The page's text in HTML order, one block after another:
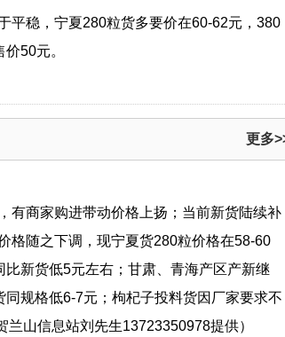
平稳，宁夏280粒货多要价在60-62元，380
50元。
更多
有商家购进带动价格上扬；当前新货陆续补
格随之下调，现宁夏货280粒价格在58-60
新货低5元左右；甘肃、青海产区产新继
规格低6-7元；枸杞子投料货因厂家要求不
山信息站刘先生13723350978提供）